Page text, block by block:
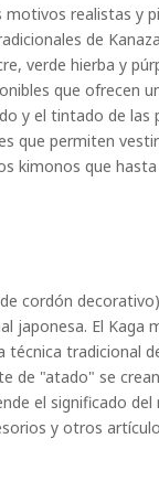
motivos realistas y
de
verde hierba y
que ofrecen
y el tintado de las
que permiten
kimonos que
cordón
japonesa. El Kaga
técnica tradicional
de "atado" se
el significado del
y otros